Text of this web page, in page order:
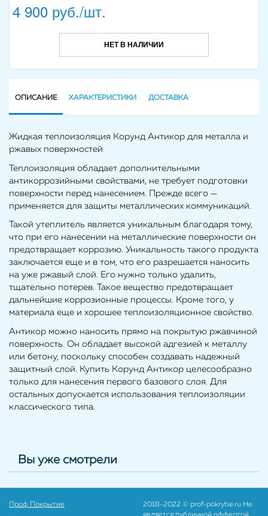
4 900 руб./шт.
НЕТ В НАЛИЧИИ
ОПИСАНИЕ ХАРАКТЕРИСТИКИ ДОСТАВКА
Жидкая теплоизоляция Корунд Антикор для металла и
ржавых поверхностей
Теплоизоляция обладает дополнительными
антикоррозийными свойствами, не требует подготовки
поверхности перед нанесением. Прежде всего —
применяется для защиты металлических коммуникаций.
Такой утеплитель является уникальным благодаря тому,
что при его нанесении на металлические поверхности он
предотвращает коррозию. Уникальность такого продукта
заключается еще и в том, что его разрешается наносить
на уже ржавый слой. Его нужно только удалить,
тщательно потерев. Такое вещество предотвращает
дальнейшие коррозионные процессы. Кроме того, у
материала еще и хорошее теплоизоляционное свойство.
Антикор можно наносить прямо на покрытую ржавчиной
поверхность. Он обладает высокой адгезией к металлу
или бетону, поскольку способен создавать надежный
защитный слой. Купить Корунд Антикор целесообразно
только для нанесения первого базового слоя. Для
остальных допускается использования теплоизоляции
классического типа.
Вы уже смотрели
Проф Покрытие
2018-2022 © prof-pokrytie.ru Не